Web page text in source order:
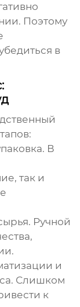
Поэтому
в
В
так и
Ручной
и
Слишком
к